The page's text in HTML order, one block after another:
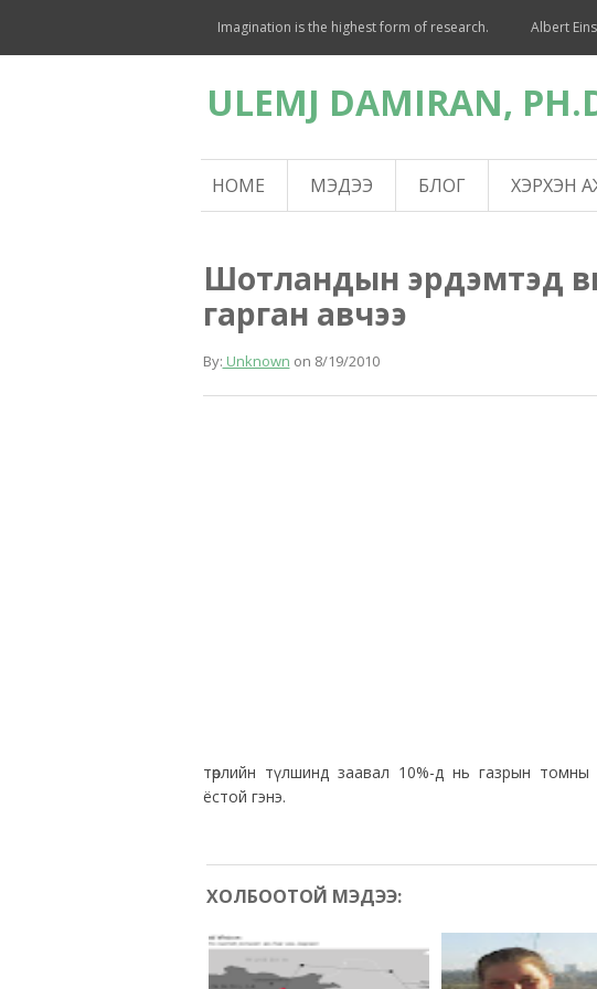
Imagination is the highest form of research. Albert
ULEMJ DAMIRAN,
HOME МЭДЭЭ БЛОГ ХЭРХЭН
Шотландын эрдэмтэд
гарган авчээ
By: Unknown on 8/19/2010
төрлийн түлшинд заавал 10%-д нь газрын томны
ёстой гэнэ.
ХОЛБООТОЙ МЭДЭЭ: